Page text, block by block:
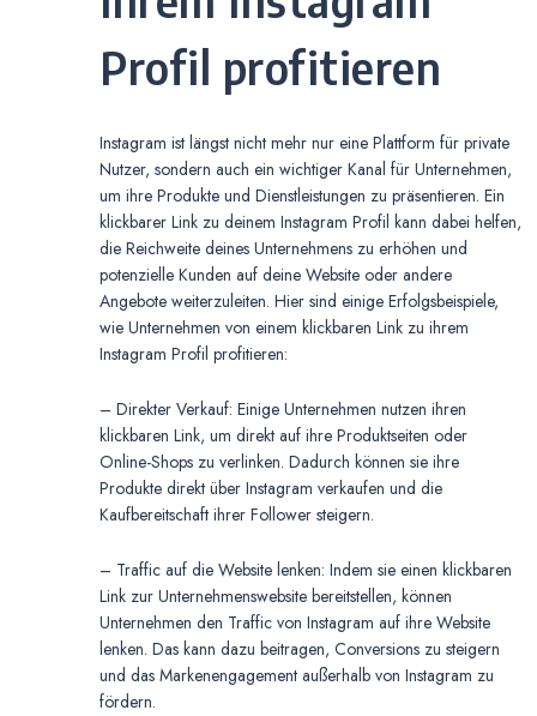
Profil profitieren
Instagram ist längst nicht mehr nur eine Plattform für private
Nutzer, sondern auch ein wichtiger Kanal für Unternehmen,
um ihre Produkte und Dienstleistungen zu präsentieren. Ein
klickbarer Link zu deinem Instagram Profil kann dabei helfen,
die Reichweite deines Unternehmens zu erhöhen und
potenzielle Kunden auf deine Website oder andere
Angebote weiterzuleiten. Hier sind einige Erfolgsbeispiele,
wie Unternehmen von einem klickbaren Link zu ihrem
Instagram Profil profitieren:
– Direkter Verkauf: Einige Unternehmen nutzen ihren
klickbaren Link, um direkt auf ihre Produktseiten oder
Online-Shops zu verlinken. Dadurch können sie ihre
Produkte direkt über Instagram verkaufen und die
Kaufbereitschaft ihrer Follower steigern.
– Traffic auf die Website lenken: Indem sie einen klickbaren
Link zur Unternehmenswebsite bereitstellen, können
Unternehmen den Traffic von Instagram auf ihre Website
lenken. Das kann dazu beitragen, Conversions zu steigern
und das Markenengagement außerhalb von Instagram zu
fördern.